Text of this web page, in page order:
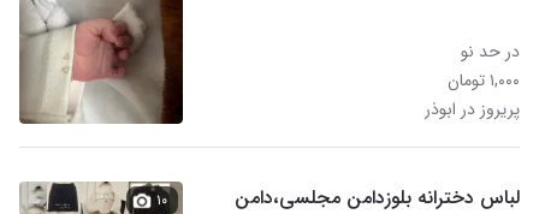
در حد نو
۱,۰۰۰ تومان
پریروز در ابوذر
لباس دخترانه بلوزدامن مجلسی،دامن
۱۰